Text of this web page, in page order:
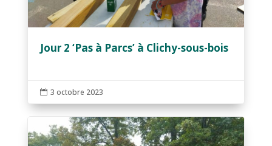
Jour 2 ‘Pas à Parcs’ à Clichy-sous-bois
 3 octobre 2023